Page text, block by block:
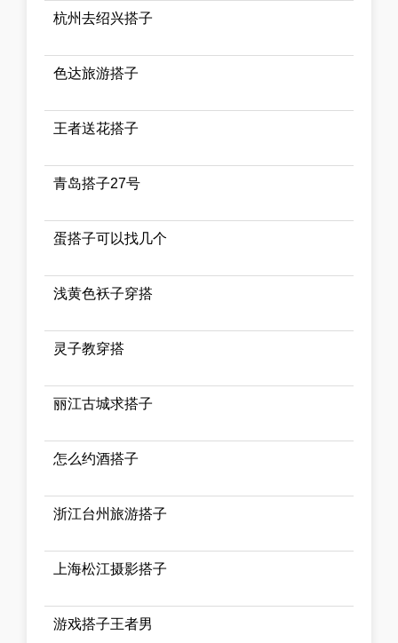
杭州去绍兴搭子
色达旅游搭子
王者送花搭子
青岛搭子27号
蛋搭子可以找几个
浅黄色袄子穿搭
灵子教穿搭
丽江古城求搭子
怎么约酒搭子
浙江台州旅游搭子
上海松江摄影搭子
游戏搭子王者男